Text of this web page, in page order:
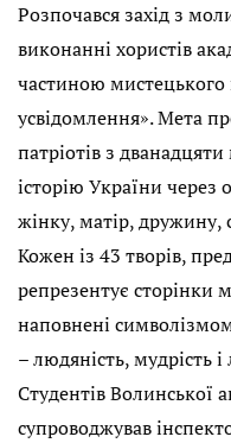
Розпочався захід з
виконанні хористів
частиною
усвідомлення». Мета
патріотів з
історію України через
жінку, матір, дружину,
Кожен із 43 творів,
репрезентує сторінки
наповнені
– людяність, мудрість
Студентів Волинської
супроводжував